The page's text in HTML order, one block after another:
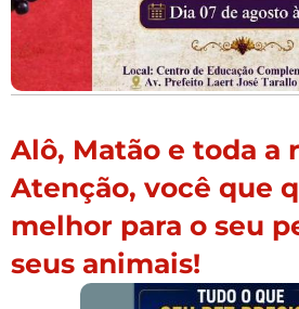
Alô, Matão e toda a
Atenção, você que
melhor para o seu
seus animais!